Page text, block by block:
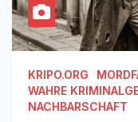
KRIPO.ORG
WAHRE
NACHBARSCHAFT